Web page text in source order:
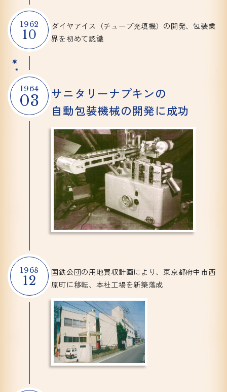
1962
10
ダイヤアイス（チューブ充填機）の開発、包装業
界を初めて認識
1964
03 サニタリーナプキンの
自動包装機械の開発に成功
1968
12
国鉄公団の用地買収計画により、 東京都府中市西
原町に移転、 本社工場を新築落成